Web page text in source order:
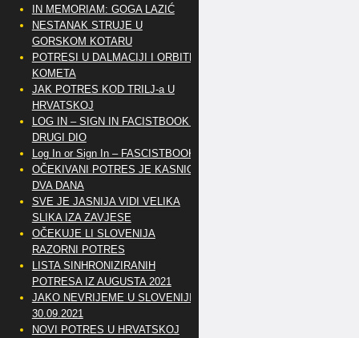
IN MEMORIAM: GOGA LAZIĆ
NESTANAK STRUJE U
GORSKOM KOTARU
POTRESI U DALMACIJI I ORBITE
KOMETA
JAK POTRES KOD TRILJ-a U
HRVATSKOJ
LOG IN – SIGN IN FACISTBOOK –
DRUGI DIO
Log In or Sign In – FASCISTBOOK
OČEKIVANI POTRES JE KASNIO
DVA DANA
SVE JE JASNIJA VIDI VELIKA
SLIKA IZA ZAVJESE
OČEKUJE LI SLOVENIJA
RAZORNI POTRES
LISTA SINHRONIZIRANIH
POTRESA IZ AUGUSTA 2021
JAKO NEVRIJEME U SLOVENIJI
30.09.2021
NOVI POTRES U HRVATSKOJ